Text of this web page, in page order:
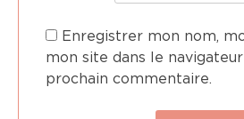
Enregistrer mon nom,
mon site dans le
prochain commentaire.